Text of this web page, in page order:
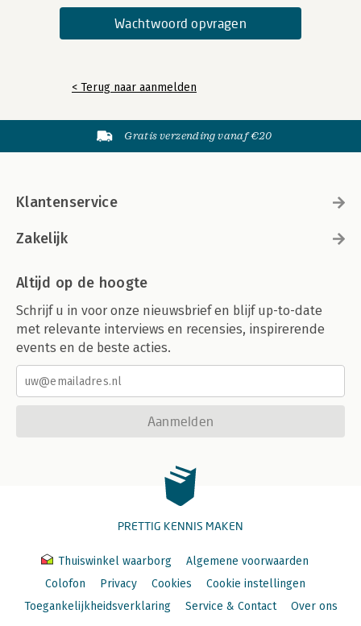
< Terug naar aanmelden
Gratis verzending vanaf €20
Klantenservice
Zakelijk
Altijd op de hoogte
Schrijf u in voor onze nieuwsbrief en blijf up-to-date
met relevante interviews en recensies, inspirerende
events en de beste acties.
Aanmelden
PRETTIG KENNIS MAKEN
Thuiswinkel waarborg
Algemene voorwaarden
Colofon
Privacy Cookies
Cookie instellingen
Toegankelijkheidsverklaring
Service & Contact Over ons